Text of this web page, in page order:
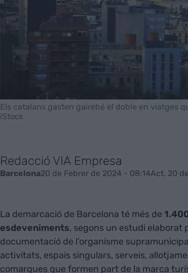
Els catalans gasten gairebé el doble en viatges
iStock
Redacció VIA Empresa
Barcelona20 de Febrer de 2024 - 08:14Act. 20
La demarcació de Barcelona té més de
esdeveniments, segons un estudi elaborat
documentació de l’organisme
activitats, espais singulars, serveis,
comarques que formen part de la marca